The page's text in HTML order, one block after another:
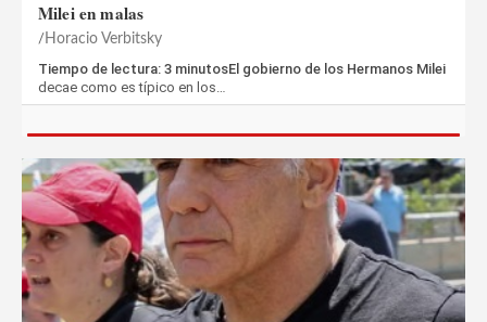
Milei en malas
Horacio Verbitsky
Tiempo de lectura: 3 minutosEl gobierno de los Hermanos Milei
decae como es típico en los…